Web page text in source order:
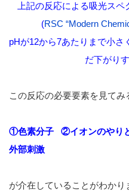
上記の反応による吸光スペ
(RSC “Modern
pHが12から7あたりまで小
だ下がり
この反応の必要要素を見てみ
①色素分子 ②イオンのや
外部刺激
が介在していることがわか